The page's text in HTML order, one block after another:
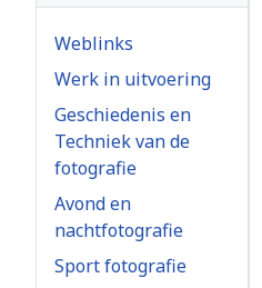
Weblinks
Werk in uitvoering
Geschiedenis en
Techniek van de
fotografie
Avond en
nachtfotografie
Sport fotografie